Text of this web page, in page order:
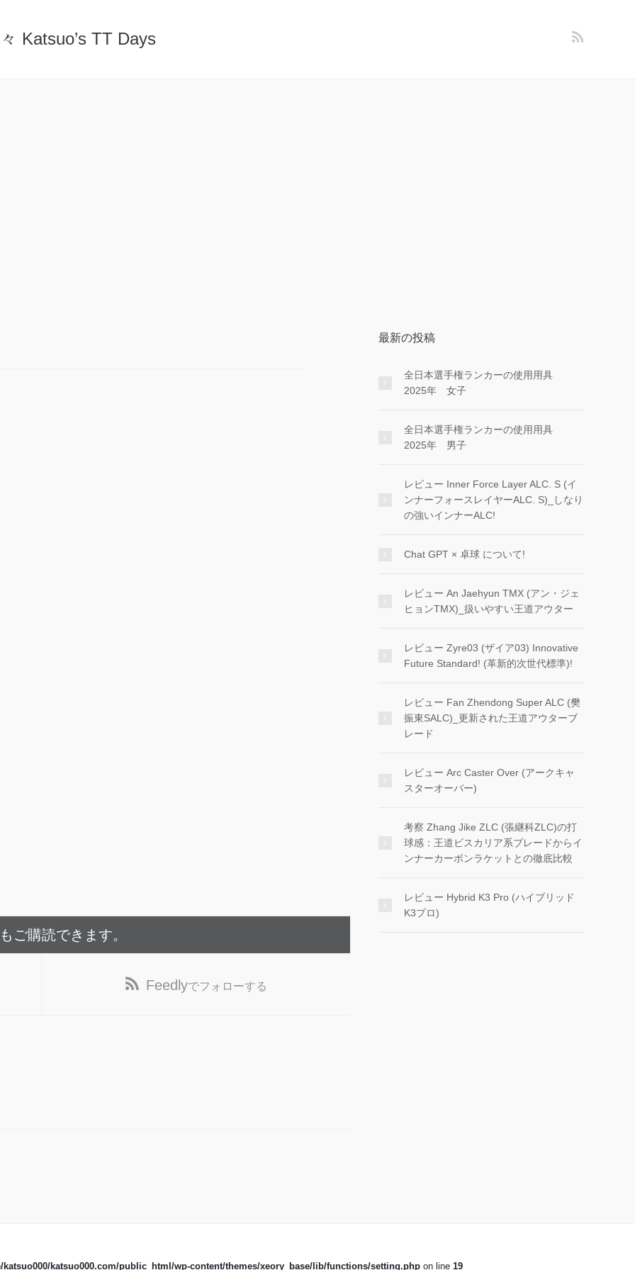
Katsuo’s TT Days
ご購読できます。
Feedlyでフォローする
最新の投稿
全日本選手権ランカーの使用用具
2025年 女子
全日本選手権ランカーの使用用具
2025年 男子
レビュー Inner Force Layer ALC. S (イ
ンナーフォースレイヤーALC. S)_しなり
の強いインナーALC!
Chat GPT × 卓球 について!
レビュー An Jaehyun TMX (アン・ジェ
ヒョンTMX)_扱いやすい王道アウター
レビュー Zyre03 (ザイア03) Innovative
Future Standard! (革新的次世代標準)!
レビュー Fan Zhendong Super ALC (樊
振東SALC)_更新された王道アウターブ
レード
レビュー Arc Caster Over (アークキャ
スターオーバー)
考察 Zhang Jike ZLC (張継科ZLC)の打
球感：王道ビスカリア系ブレードからイ
ンナーカーボンラケットとの徹底比較
レビュー Hybrid K3 Pro (ハイブリッド
K3プロ)
katsuo000/katsuo000.com/public_html/wp-content/themes/xeory_base/lib/functions/setting.php on line 19